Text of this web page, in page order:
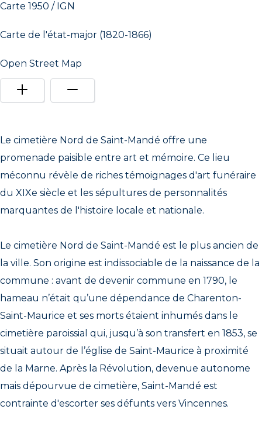
Carte 1950 / IGN
Carte de l'état-major (1820-1866)
Open Street Map
Le cimetière Nord de Saint-Mandé offre une
promenade paisible entre art et mémoire. Ce lieu
méconnu révèle de riches témoignages d'art funéraire
du XIXe siècle et les sépultures de personnalités
marquantes de l'histoire locale et nationale.
Le cimetière Nord de Saint-Mandé est le plus ancien de
la ville. Son origine est indissociable de la naissance de la
commune : avant de devenir commune en 1790, le
hameau n’était qu’une dépendance de Charenton-
Saint-Maurice et ses morts étaient inhumés dans le
cimetière paroissial qui, jusqu’à son transfert en 1853, se
situait autour de l’église de Saint-Maurice à proximité
de la Marne. Après la Révolution, devenue autonome
mais dépourvue de cimetière, Saint-Mandé est
contrainte d'escorter ses défunts vers Vincennes.